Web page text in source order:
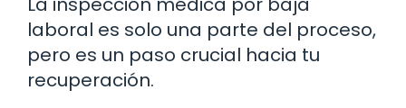
laboral es solo una parte del proceso,
pero es un paso crucial hacia tu
recuperación.